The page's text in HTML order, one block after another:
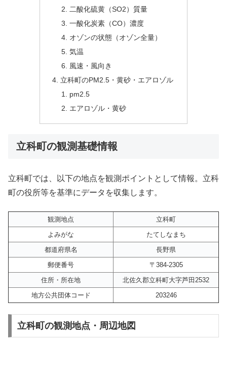
二酸化硫黄（SO2）質量
一酸化炭素（CO）濃度
オゾンの状態（オゾン全量）
気温
風速・風向き
立科町のPM2.5・黄砂・エアロゾル
pm2.5
エアロゾル・黄砂
立科町の観測基礎情報
立科町では、以下の地点を観測ポイントとして情報。立科
町の役所等を基準にデータを収集します。
観測地点
立科町
よみがな
たてしなまち
都道府県名
長野県
郵便番号
〒384-2305
住所・所在地
北佐久郡立科町大字芦田2532
地方公共団体コード
203246
立科町の観測地点・周辺地図